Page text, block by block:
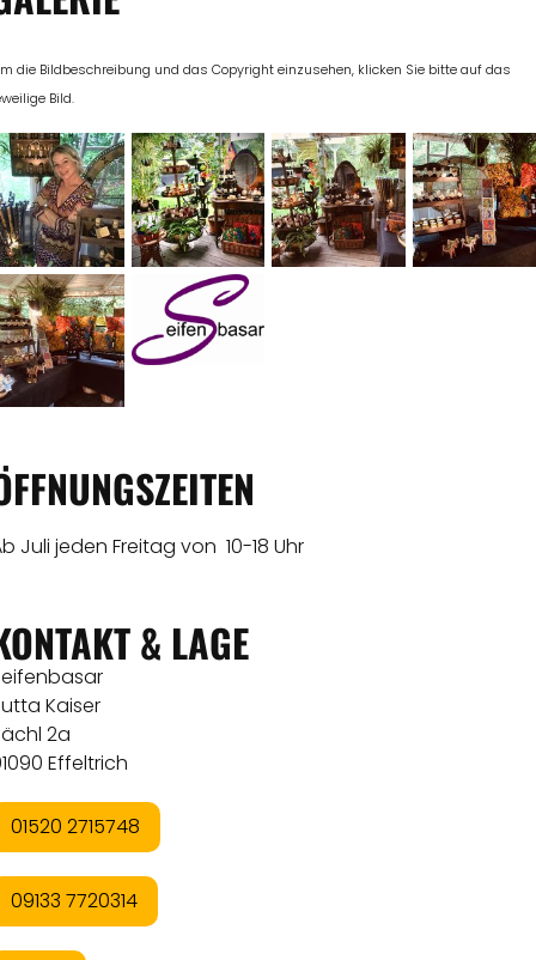
die Bildbeschreibung und das Copyright einzusehen, klicken Sie bitte auf das
Bild.
Juli jeden Freitag von 10-18 Uhr
& LAGE
Kaiser
2a
Effeltrich
01520 2715748
09133 7720314